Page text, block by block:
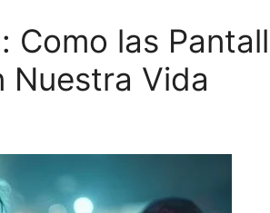
Como las
Nuestra Vida